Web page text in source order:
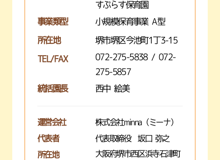
すぷらす保育園
事業類型
小規模保育事業 A型
所在地 堺市堺区今池町1丁3-15
TEL/FAX
072-275-5838 / 072-
275-5857
統括園長
西中 絵美
運営会社 株式会社minna（ミーナ）
代表者 代表取締役 坂口 弥之
所在地
大阪府堺市西区浜寺石津町